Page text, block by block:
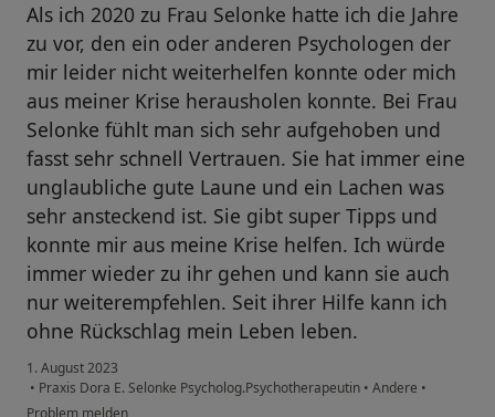
Als ich 2020 zu Frau Selonke hatte ich die Jahre
zu vor, den ein oder anderen Psychologen der
mir leider nicht weiterhelfen konnte oder mich
aus meiner Krise herausholen konnte. Bei Frau
Selonke fühlt man sich sehr aufgehoben und
fasst sehr schnell Vertrauen. Sie hat immer eine
unglaubliche gute Laune und ein Lachen was
sehr ansteckend ist. Sie gibt super Tipps und
konnte mir aus meine Krise helfen. Ich würde
immer wieder zu ihr gehen und kann sie auch
nur weiterempfehlen. Seit ihrer Hilfe kann ich
ohne Rückschlag mein Leben leben.
1. August 2023
• Praxis Dora E. Selonke Psycholog.Psychotherapeutin • Andere •